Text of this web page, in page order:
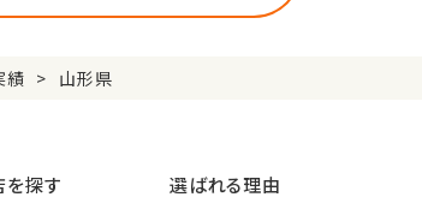
績 山形県
を探す 選ばれる理由